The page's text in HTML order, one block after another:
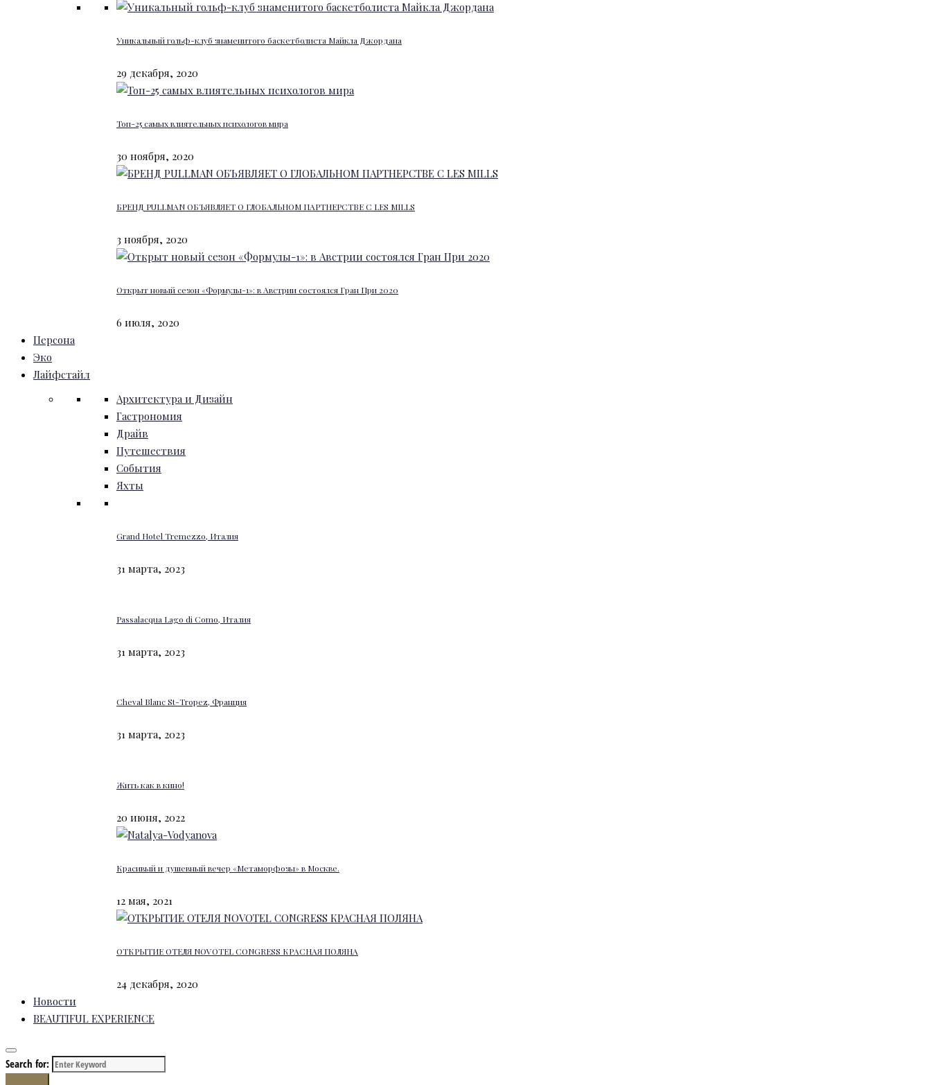
Уникальный гольф-клуб знаменитого баскетболиста Майкла Джордана
29 декабря, 2020
Топ-25 самых влиятельных психологов мира
30 ноября, 2020
БРЕНД PULLMAN ОБЪЯВЛЯЕТ О ГЛОБАЛЬНОМ ПАРТНЕРСТВЕ С LES MILLS
3 ноября, 2020
Открыт новый сезон «Формулы-1»: в Австрии состоялся Гран При 2020
6 июля, 2020
Персона
Эко
Лайфстайл
Архитектура и Дизайн
Гастрономия
Драйв
Путешествия
События
Яхты
Grand Hotel Tremezzo, Италия
31 марта, 2023
Passalacqua Lago di Como, Италия
31 марта, 2023
Cheval Blanc St-Tropez, Франция
31 марта, 2023
Жить как в кино!
20 июня, 2022
Красивый и душевный вечер «Метаморфозы» в Москве.
12 мая, 2021
ОТКРЫТИЕ ОТЕЛЯ NOVOTEL CONGRESS КРАСНАЯ ПОЛЯНА
24 декабря, 2020
Новости
BEAUTIFUL EXPERIENCE
Search for: